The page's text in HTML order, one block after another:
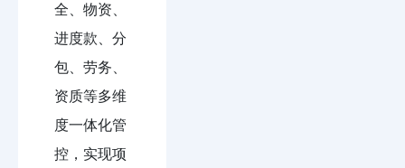
全、物资、
进度款、分
包、劳务、
资质等多维
度一体化管
控，实现项